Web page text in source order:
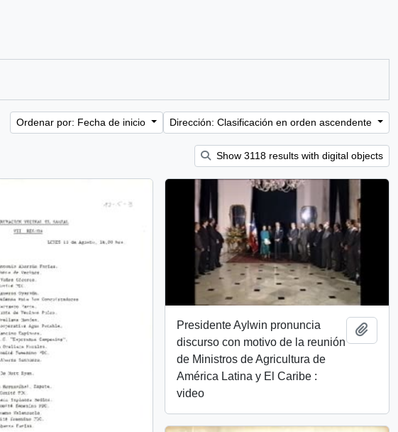
Ordenar por: Fecha de inicio Dirección: Clasificación en orden ascendente
Show 3118 results with digital objects
Presidente Aylwin pronuncia
discurso con motivo de la reunión
de Ministros de Agricultura de
América Latina y El Caribe :
video